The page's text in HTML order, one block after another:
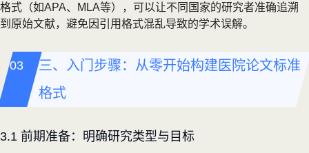
格式（如APA、MLA等），可以让不同国家的研究者准确追溯
到原始文献，避免因引用格式混乱导致的学术误解。
三、入门步骤：从零开始构建医院论文标准
格式
3.1 前期准备：明确研究类型与目标